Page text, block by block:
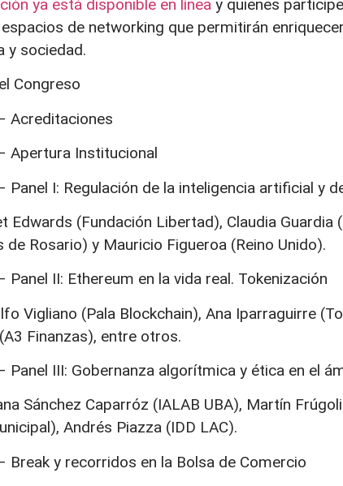
ya está disponible en línea y quienes
de networking que permitirán
y sociedad.
Congreso
Acreditaciones
Apertura Institucional
Panel I: Regulación de la inteligencia artificial y
Edwards (Fundación Libertad), Claudia Guardia
de Rosario) y Mauricio Figueroa (Reino Unido).
Panel II: Ethereum en la vida real. Tokenización
Vigliano (Pala Blockchain), Ana Iparraguirre
Finanzas), entre otros.
Panel III: Gobernanza algorítmica y ética en el
Sánchez Caparróz (IALAB UBA), Martín
Andrés Piazza (IDD LAC).
Break y recorridos en la Bolsa de Comercio